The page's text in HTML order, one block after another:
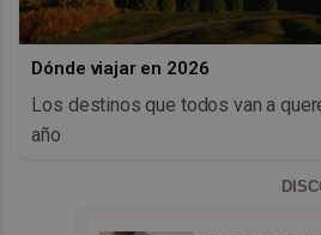
Dónde viajar en 2026
Los destinos que todos van a
año